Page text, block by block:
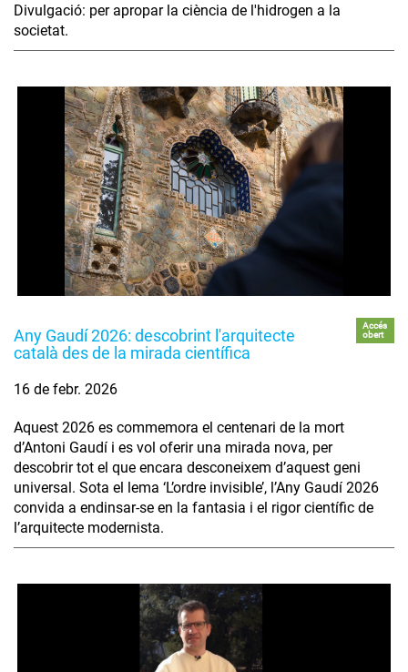
Divulgació: per apropar la ciència de l'hidrogen a la
societat.
Any Gaudí 2026: descobrint l'arquitecte
català des de la mirada científica
Accés
obert
16 de febr. 2026
Aquest 2026 es commemora el centenari de la mort
d’Antoni Gaudí i es vol oferir una mirada nova, per
descobrir tot el que encara desconeixem d’aquest geni
universal. Sota el lema ‘L’ordre invisible’, l’Any Gaudí 2026
convida a endinsar-se en la fantasia i el rigor científic de
l’arquitecte modernista.